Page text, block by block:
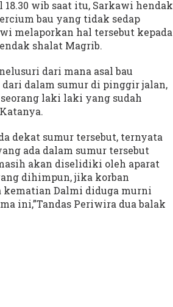
wib saat itu, Sarkawi hendak
bau yang tidak sedap
melaporkan hal tersebut kepada
shalat Magrib.
dari mana asal bau
dari dalam sumur di pinggir jalan,
laki laki yang sudah
dekat sumur tersebut, ternyata
ada dalam sumur tersebut
akan diselidiki oleh aparat
dihimpun, jika korban
Dalmi diduga murni
ini,”Tandas Periwira dua balak